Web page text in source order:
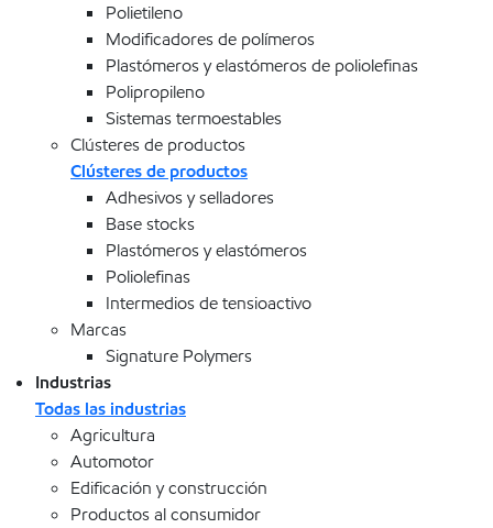
Polietileno
Modificadores de polímeros
Plastómeros y elastómeros de poliolefinas
Polipropileno
Sistemas termoestables
Clústeres de productos
Clústeres de productos
Adhesivos y selladores
Base stocks
Plastómeros y elastómeros
Poliolefinas
Intermedios de tensioactivo
Marcas
Signature Polymers
Industrias
Todas las industrias
Agricultura
Automotor
Edificación y construcción
Productos al consumidor